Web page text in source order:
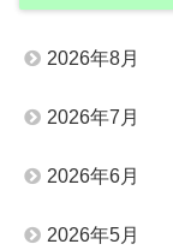
2026年8月
2026年7月
2026年6月
2026年5月